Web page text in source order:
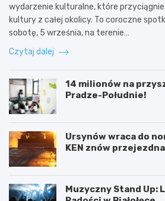
wydarzenie kulturalne, które przyciągnie
kultury z całej okolicy. To coroczne
sobotę, 5 września, na terenie…
Czytaj dalej
14 milionów na
Pradze-Południe!
Ursynów wraca do
KEN znów
Muzyczny Stand Up: